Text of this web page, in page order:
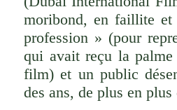
moribond, en faillite
profession » (pour
qui avait reçu la
film) et un public
des ans, de plus en plus